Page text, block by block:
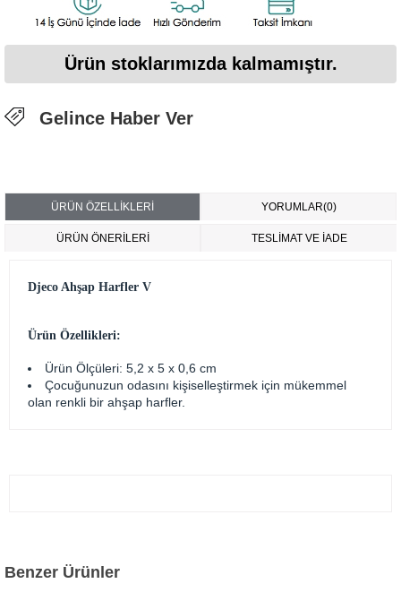
Ürün stoklarımızda kalmamıştır.
Gelince Haber Ver
ÜRÜN ÖZELLIKLERI YORUMLAR(0)
ÜRÜN ÖNERILERI TESLİMAT VE İADE
Djeco Ahşap Harfler V
Ürün Özellikleri:
Ürün Ölçüleri: 5,2 x 5 x 0,6 cm
Çocuğunuzun odasını kişiselleştirmek için mükemmel
olan renkli bir ahşap harfler.
Benzer Ürünler